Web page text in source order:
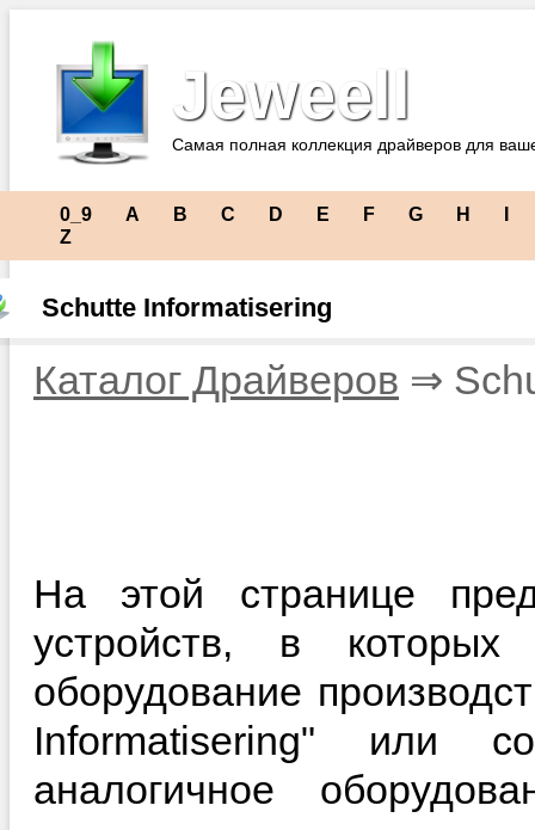
Jeweell
Самая полная коллекция драйверов для
0_9 A B C D E F G H
Z
Schutte Informatisering
Каталог Драйверов ⇒
На этой странице
устройств, в
оборудование
Informatisering" или
аналогичное